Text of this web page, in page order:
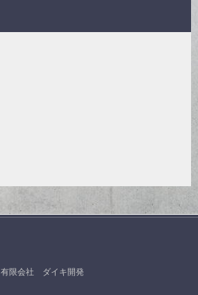
有限会社 ダイキ開発